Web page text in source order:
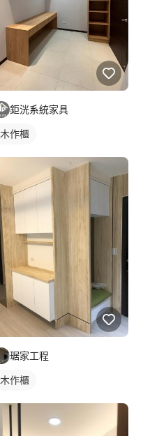
鉅洸系統家具
木作櫃
琚家工程
木作櫃